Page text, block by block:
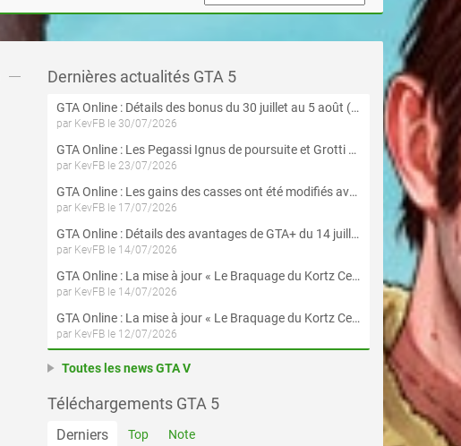
Dernières actualités GTA 5
GTA Online : Détails des bonus du 30 juillet au 5 août (Évènement « Braquages d'été »)
par KevFB le 30/07/2026
GTA Online : Les Pegassi Ignus de poursuite et Grotti Veleno GT sont maintenant disponibles
par KevFB le 23/07/2026
GTA Online : Les gains des casses ont été modifiés avec la mise à jour « Le Braquage du Kortz Center »
par KevFB le 17/07/2026
GTA Online : Détails des avantages de GTA+ du 14 juillet au 12 août
par KevFB le 14/07/2026
GTA Online : La mise à jour « Le Braquage du Kortz Center » est maintenant disponible
par KevFB le 14/07/2026
GTA Online : La mise à jour « Le Braquage du Kortz Center » est disponible en préchargement sur PS5 et Xbox Series X|S
par KevFB le 12/07/2026
Toutes les news GTA V
Téléchargements GTA 5
Derniers Top Note